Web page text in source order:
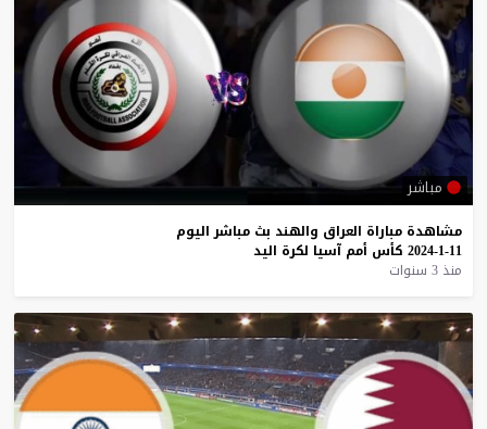
مباشر
مشاهدة مباراة العراق والهند بث مباشر اليوم
11-1-2024
كأس أمم آسيا لكرة اليد
منذ 3 سنوات